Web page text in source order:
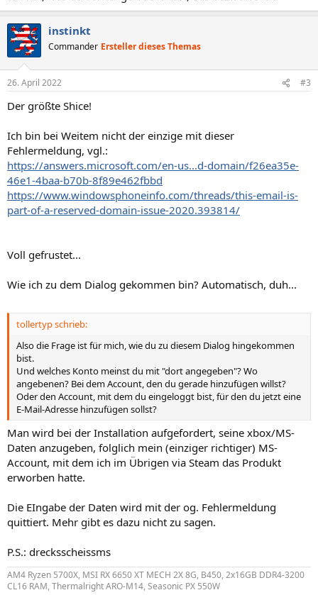
instinkt
Commander Ersteller dieses Themas
26. April 2022 #3
Der größte Shice!
Ich bin bei Weitem nicht der einzige mit dieser
Fehlermeldung, vgl.:
https://answers.microsoft.com/en-us...d-domain/f26ea35e-
46e1-4baa-b70b-8f89e462fbbd
https://www.windowsphoneinfo.com/threads/this-email-is-
part-of-a-reserved-domain-issue-2020.393814/
Voll gefrustet...
Wie ich zu dem Dialog gekommen bin? Automatisch, duh...
tollertyp schrieb:
Also die Frage ist für mich, wie du zu diesem Dialog hingekommen
bist.
Und welches Konto meinst du mit "dort angegeben"? Wo
angebenen? Bei dem Account, den du gerade hinzufügen willst?
Oder den Account, mit dem du eingeloggt bist, für den du jetzt eine
E-Mail-Adresse hinzufügen sollst?
Man wird bei der Installation aufgefordert, seine xbox/MS-
Daten anzugeben, folglich mein (einziger richtiger) MS-
Account, mit dem ich im Übrigen via Steam das Produkt
erworben hatte.
Die EIngabe der Daten wird mit der og. Fehlermeldung
quittiert. Mehr gibt es dazu nicht zu sagen.
P.S.: drecksscheissms
AM4 Ryzen 5700X, MSI RX 6650 XT MECH 2X 8G, B450, 2x16GB DDR4-3200
CL16 RAM, Thermalright ARO-M14, Seasonic PX 550W